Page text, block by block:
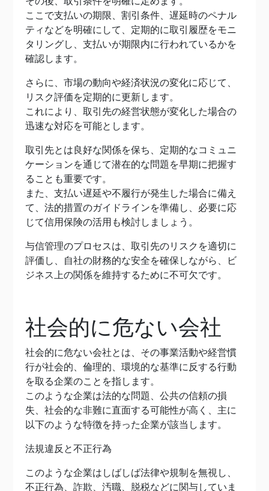
ここで支払いの期限、割引条件、遅延時のペナル
ティなどを明確にして、定期的に取引履歴をモニ
タリングし、支払いが期限内に行われているかを
確認します。
さらに、市場の動向や経済状況の変化に応じて、
リスク評価を定期的に更新します。
これにより、取引先の経営状態が変化した場合の
迅速な対応を可能とします。
取引先とは良好な関係を保ち、定期的なコミュニ
ケーションを通じて潜在的な問題を早期に把握す
ることも重要です。
また、支払い遅延や不履行が発生した場合に備え
て、法的措置のガイドラインを準備し、必要に応
じて信用保険の活用も検討しましょう。
与信管理のプロセスは、取引先のリスクを適切に
評価し、自社の財務的な安全を確保しながら、ビ
ジネス上の関係を維持するために不可欠です。
社会的に危ない会社
社会的に危ない会社とは、その事業活動や経営慣
行が社会的、倫理的、環境的な基準に反する行動
を取る企業のことを指します。
このような企業は法的な問題、公共の信頼の損
失、社会的な非難に直面する可能性が高く、主に
以下のような特徴を持った企業が該当します。
法規違反と不正行為
このような企業はしばしば法律や規制を無視し、
不正行為、詐欺、汚職、脱税などに関与していま